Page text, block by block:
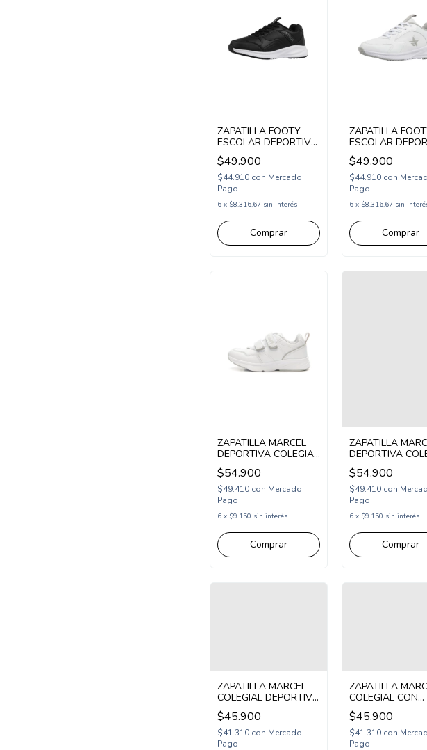
ZAPATILLA FOOTY
ESCOLAR DEPORTIVA
ACORDONADA 33-38
NEGRO (SCH51/1N)
$49.900
$44.910 con Mercado
Pago
6 x $8.316,67 sin interés
Comprar
ZAPATILLA
ESCOLAR
ACORDONADA
BLANCO GRIS
(SCH45/1BGR)
$49.900
$44.910 con
Pago
6 x $8.316,67 sin
Comprar
ZAPATILLA MARCEL
DEPORTIVA COLEGIAL
SINTETICA DOBLE
ABROJO 27-29
BLANCO GRIS
(MYORK/1BGR)
$54.900
$49.410 con Mercado
Pago
6 x $9.150 sin interés
Comprar
ZAPATILLA
DEPORTIVA
SINTETICA DOBLE
ABROJO 30-35
BLANCO AZUL
(MYORK/1BAZ)
$54.900
$49.410 con
Pago
6 x $9.150 sin interés
Comprar
ZAPATILLA MARCEL
COLEGIAL DEPORTIVA
ACORDONADA 33-38
BLANCO (MMUN/1BL)
$45.900
$41.310 con Mercado
Pago
ZAPATILLA
COLEGIAL CON
ABROJO Y
25-26 NEGRO
(MMANCHN)
$45.900
$41.310 con
Pago